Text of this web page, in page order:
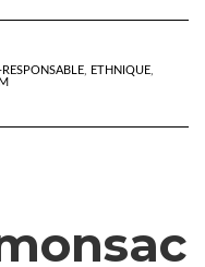
RESPONSABLE ETHNIQUE